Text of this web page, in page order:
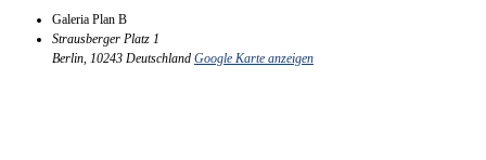
Galeria Plan B
Strausberger Platz 1
Berlin, 10243 Deutschland Google Karte anzeigen